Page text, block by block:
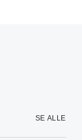
SE ALLE